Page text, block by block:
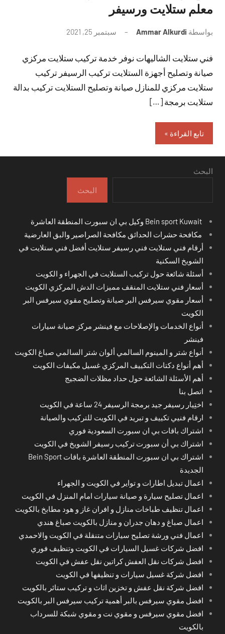
معلم ستلايت ورسيفر
بواسطة Ammar Alkurdi سبتمبر 25, 2021
تعليقات
فني ستلايت الشاليهات نوفر خدمة تركيب ستلايت مركزي
صيانة وتصليح أجهزة الستلايت تركيب الرسيفر تركيب
ستلايت مركزي للمنازل صيانة وتصليح الستلايت تركيب بدالة
ستلايت برمجة […]
تابع القراءة
البحث
البحث
مكافحة حشرات الحدائق مكافحة الصراصير والبق العارضية
أرقام فني ستلايت فني رسيفر ستلايت أفضل فني ستلايت في
الشويخ السكنية
أسئلة شائعة حول تركيب الستلايت في الجهراء و الكويت
أسعار فني ستلايت المنقف مميزات الدش المركزي الكويت
أسعار مقوي سيرفس البر صيانة وتصليح مقوي سيرفس البر
الكويت
أنواع الخدمات والإصلاحات مع فينشر مركز صيانة سيارات
فينشر
أنواع شتر و المينوم السالمي ألوان شتر السالمي صباغ الكويت
أهم أنواع دكتات التكييف المركزي غسيل مكيفات الكويت
أهم الأسئلة الشائعة حول حداد مظلات الضجيج
اتصل بنا
اختِيار رسيفر جيد برمجة الرسيفر 24 ساعة في الكويت
ارقام فنيي تكييف و تبريد في الكويت للتركيب والصيانة
اشتراك باقات بي ان سبورت السعودية فوري
اشتراك بي أن سبورت تركيب رسيفر الشويخ في الكويت
اشتراك بي ان سبورت المنطقة العاشرة باقات Bein Sport
الجديدة
اعمال تبديل اطارات و تواير في الكويت و الجهراء
اعمال تصليح سيارة و صيانة سيارات امام المنزل في الكويت
اعمال تنظيف طباخات منازل و افران غاز و هود مطابخ بالكويت
اعمال صباغ و دهان جدران و منازل بالكويت صباغ هندي
اعمال فني ورشة تصليح سيارات متنقلة في الكويت والاحمدي
افضل شركات غسيل السيارات في الكويت وتنظيف فوري
افضل شركات نقل العفش كراتين نقل عفش في الكويت
افضل شركة غسيل سيارات و تنظيفها في الكويت
افضل شركة نقل عفش و تخزين اثاث و تركيب ستائر بالكويت
افضل مقوي سيرفس بالبر أهمية تركيب سيرفس البر بالكويت
افضل مقوي سيرفس و مقوي نت و مقوي شبكة للسرداب
بالكويت